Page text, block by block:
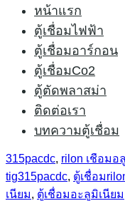
หน้าแรก
ตู้เชื่อมไฟฟ้า
ตู้เชื่อมอาร์กอน
ตู้เชื่อมCo2
ตู้ตัดพลาสม่า
ติดต่อเรา
บทความตู้เชื่อม
price
was:
35,000.00 ฿.
ตู้เชื่อมอาร์กอนRILON
ประจำอู่แต่งรถเหมือนกั
อะลูมิเนียม สแตนเลส เ
สนใจติดต่อสอบถาม โทร
ตู้เชื่อมอาร์กอน
315pacdc, rilon เชื่อมอ
tig315pacdc, ตู้เชื่อม
เนียม, ตู้เชื่อมอะลูมิเนียม